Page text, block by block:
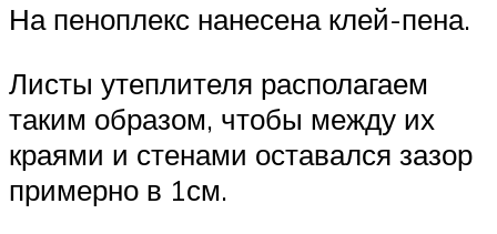
На пеноплекс нанесена клей-пена.
Листы утеплителя располагаем
таким образом, чтобы между их
краями и стенами оставался зазор
примерно в 1см.